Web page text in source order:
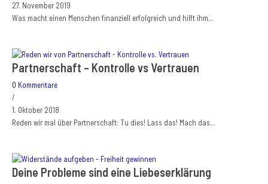
27. November 2019
Was macht einen Menschen finanziell erfolgreich und hilft ihm…
Partnerschaft – Kontrolle vs Vertrauen
0 Kommentare
/
1. Oktober 2018
Reden wir mal über Partnerschaft: Tu dies! Lass das! Mach das…
Deine Probleme sind eine Liebeserklärung